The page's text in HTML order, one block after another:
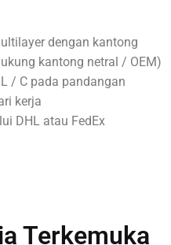
dengan kantong
kantong netral / OEM)
L / C pada pandangan
kerja
DHL atau FedEx
Terkemuka